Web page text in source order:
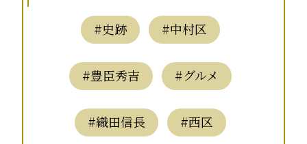
#史跡 #中村区
#豊臣秀吉 #グルメ
#織田信長 #西区